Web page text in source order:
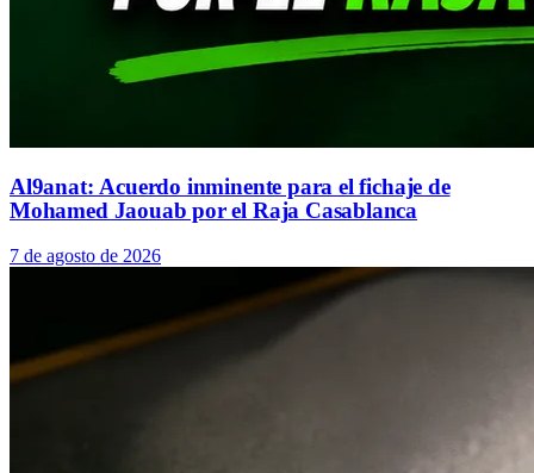
Al9anat: Acuerdo inminente para el fichaje de
Mohamed Jaouab por el Raja Casablanca
7 de agosto de 2026